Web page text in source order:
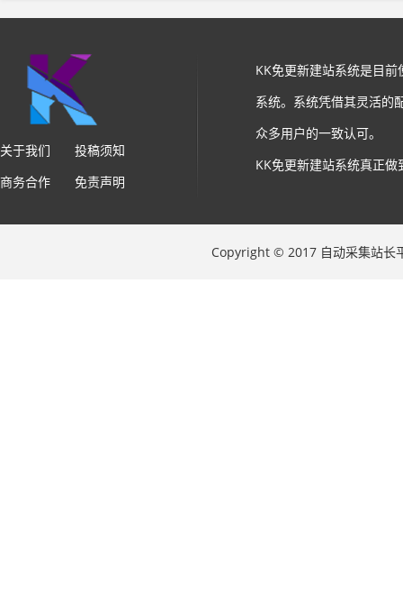
关于我们
投稿须知
商务合作
免责声明
KK免更新建站系统是目
系统。系统凭借其灵活的
众多用户的一致认可。
KK免更新建站系统真正
Copyright © 2017 自动采集站长